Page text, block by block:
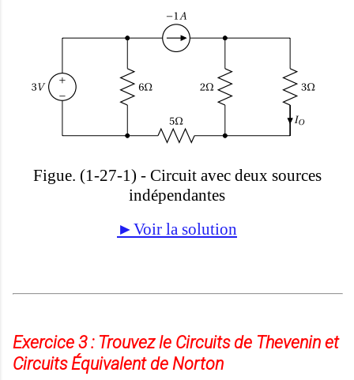
Figue. (1-27-1) - Circuit avec deux sources
indépendantes
►Voir la solution
Exercice 3 : Trouvez le Circuits de Thevenin et
Circuits Équivalent de Norton